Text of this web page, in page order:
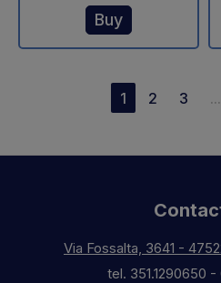
Buy
1 2 3 ...
Via Fossalta, 3641 -
tel. 351.1290650 -